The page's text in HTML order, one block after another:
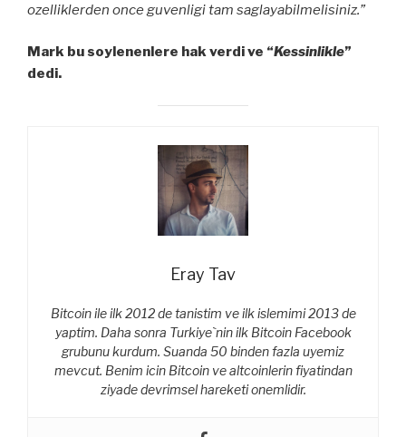
ozelliklerden once guvenligi tam saglayabilmelisiniz.”
Mark bu soylenenlere hak verdi ve “Kessinlikle”
dedi.
Eray Tav
Bitcoin ile ilk 2012 de tanistim ve ilk islemimi 2013 de
yaptim. Daha sonra Turkiye`nin ilk Bitcoin Facebook
grubunu kurdum. Suanda 50 binden fazla uyemiz
mevcut. Benim icin Bitcoin ve altcoinlerin fiyatindan
ziyade devrimsel hareketi onemlidir.